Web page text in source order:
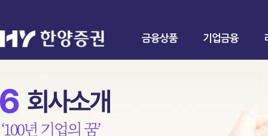
금융상품 기업금융